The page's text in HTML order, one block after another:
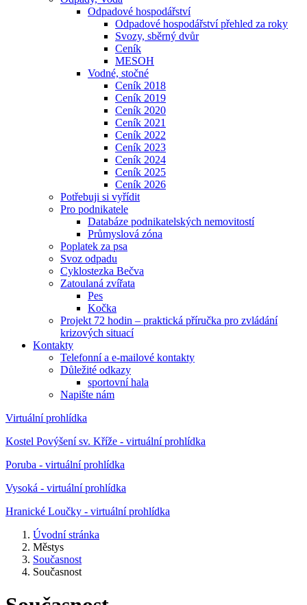
Odpadové hospodářství
Odpadové hospodářství přehled za roky
Svozy, sběrný dvůr
Ceník
MESOH
Vodné, stočné
Ceník 2018
Ceník 2019
Ceník 2020
Ceník 2021
Ceník 2022
Ceník 2023
Ceník 2024
Ceník 2025
Ceník 2026
Potřebuji si vyřídit
Pro podnikatele
Databáze podnikatelských nemovitostí
Průmyslová zóna
Poplatek za psa
Svoz odpadu
Cyklostezka Bečva
Zatoulaná zvířata
Pes
Kočka
Projekt 72 hodin – praktická příručka pro zvládání
krizových situací
Kontakty
Telefonní a e-mailové kontakty
Důležité odkazy
sportovní hala
Napište nám
Virtuální prohlídka
Kostel Povýšení sv. Kříže - virtuální prohlídka
Poruba - virtuální prohlídka
Vysoká - virtuální prohlídka
Hranické Loučky - virtuální prohlídka
Úvodní stránka
Městys
Současnost
Současnost